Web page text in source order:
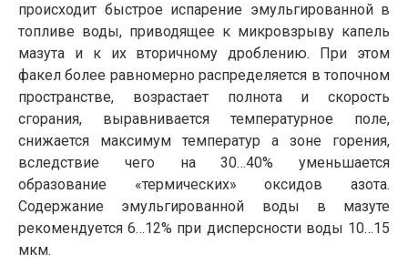
происходит быстрое испарение эмульгированной в
топливе воды, приводящее к микровзрыву капель
мазута и к их вторичному дроблению. При этом
факел более равномерно распределяется в топочном
пространстве, возрастает полнота и скорость
сгорания, выравнивается температурное поле,
снижается максимум температур а зоне горения,
вследствие чего на 30…40% уменьшается
образование «термических» оксидов азота.
Содержание эмульгированной воды в мазуте
рекомендуется 6…12% при дисперсности воды 10…15
мкм.